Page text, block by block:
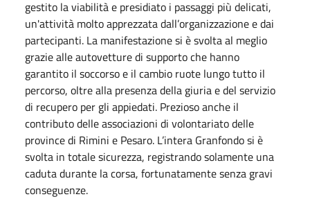
gestito la viabilità e presidiato i passaggi più delicati,
un'attività molto apprezzata dall’organizzazione e dai
partecipanti. La manifestazione si è svolta al meglio
grazie alle autovetture di supporto che hanno
garantito il soccorso e il cambio ruote lungo tutto il
percorso, oltre alla presenza della giuria e del servizio
di recupero per gli appiedati. Prezioso anche il
contributo delle associazioni di volontariato delle
province di Rimini e Pesaro. L’intera Granfondo si è
svolta in totale sicurezza, registrando solamente una
caduta durante la corsa, fortunatamente senza gravi
conseguenze.